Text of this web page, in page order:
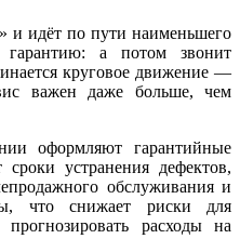
и идёт по пути наименьшего
гарантию: а потом звонит
круговое движение —
важен даже больше, чем
оформляют гарантийные
сроки устранения дефектов,
обслуживания и
что снижает риски для
расходы на